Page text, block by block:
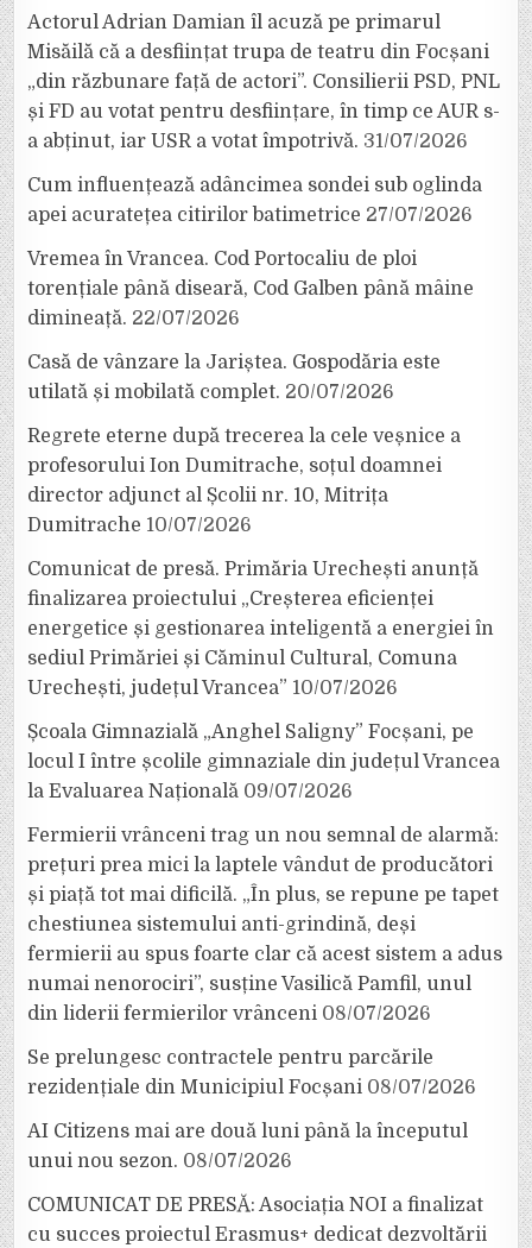
Actorul Adrian Damian îl acuză pe primarul
Misăilă că a desființat trupa de teatru din Focșani
„din răzbunare față de actori”. Consilierii PSD, PNL
și FD au votat pentru desființare, în timp ce AUR s-
a abținut, iar USR a votat împotrivă. 31/07/2026
Cum influențează adâncimea sondei sub oglinda
apei acuratețea citirilor batimetrice 27/07/2026
Vremea în Vrancea. Cod Portocaliu de ploi
torențiale până diseară, Cod Galben până mâine
dimineață. 22/07/2026
Casă de vânzare la Jariștea. Gospodăria este
utilată și mobilată complet. 20/07/2026
Regrete eterne după trecerea la cele veșnice a
profesorului Ion Dumitrache, soțul doamnei
director adjunct al Școlii nr. 10, Mitrița
Dumitrache 10/07/2026
Comunicat de presă. Primăria Urechești anunță
finalizarea proiectului „Creșterea eficienței
energetice și gestionarea inteligentă a energiei în
sediul Primăriei și Căminul Cultural, Comuna
Urechești, județul Vrancea” 10/07/2026
Școala Gimnazială „Anghel Saligny” Focșani, pe
locul I între școlile gimnaziale din județul Vrancea
la Evaluarea Națională 09/07/2026
Fermierii vrânceni trag un nou semnal de alarmă:
prețuri prea mici la laptele vândut de producători
și piață tot mai dificilă. „În plus, se repune pe tapet
chestiunea sistemului anti-grindină, deși
fermierii au spus foarte clar că acest sistem a adus
numai nenorociri”, susține Vasilică Pamfil, unul
din liderii fermierilor vrânceni 08/07/2026
Se prelungesc contractele pentru parcările
rezidențiale din Municipiul Focșani 08/07/2026
AI Citizens mai are două luni până la începutul
unui nou sezon. 08/07/2026
COMUNICAT DE PRESĂ: Asociația NOI a finalizat
cu succes proiectul Erasmus+ dedicat dezvoltării